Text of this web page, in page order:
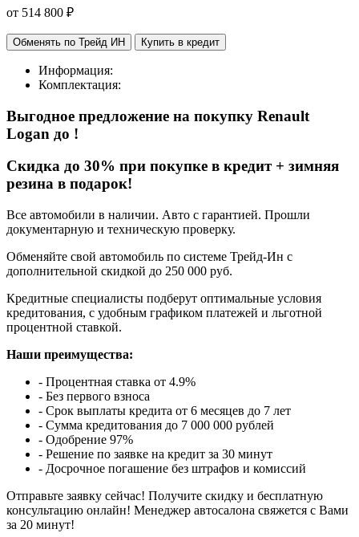
от 514 800 ₽
Обменять по Трейд ИН Купить в кредит
Информация:
Комплектация:
Выгодное предложение на покупку Renault
Logan до !
Cкидка до 30% при покупке в кредит + зимняя
резина в подарок!
Все автомобили в наличии. Авто с гарантией. Прошли
документарную и техническую проверку.
Обменяйте свой автомобиль по системе Трейд-Ин с
дополнительной скидкой до 250 000 руб.
Кредитные специалисты подберут оптимальные условия
кредитования, с удобным графиком платежей и льготной
процентной ставкой.
Наши преимущества:
- Процентная ставка от 4.9%
- Без первого взноса
- Срок выплаты кредита от 6 месяцев до 7 лет
- Сумма кредитования до 7 000 000 рублей
- Одобрение 97%
- Решение по заявке на кредит за 30 минут
- Досрочное погашение без штрафов и комиссий
Отправьте заявку сейчас! Получите скидку и бесплатную
консультацию онлайн! Менеджер автосалона свяжется с Вами
за 20 минут!